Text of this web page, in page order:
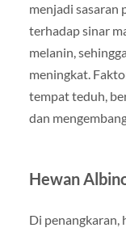
menjadi sasaran
terhadap sinar
melanin,
meningkat.
tempat teduh,
dan
Hewan
Di penangkaran,